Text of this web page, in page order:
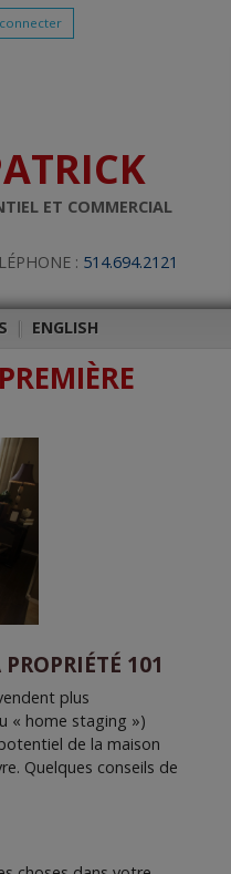
ET COMMERCIAL
: 514.694.2121
ENGLISH
101
plus
« home staging »)
de la maison
Quelques conseils de